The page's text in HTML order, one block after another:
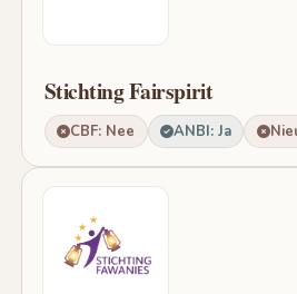
Stichting Fairspirit
CBF: Nee ANBI: Ja